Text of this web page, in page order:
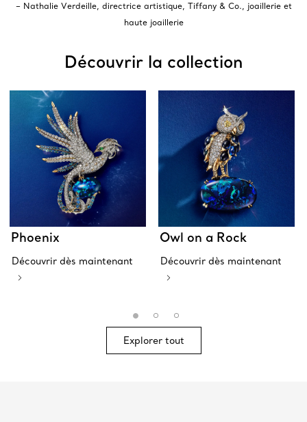
– Nathalie Verdeille, directrice artistique, Tiffany & Co., joaillerie et
haute joaillerie
Découvrir la collection
Phoenix
Découvrir dès maintenant
Owl on a Rock
Découvrir dès maintenant
Explorer tout